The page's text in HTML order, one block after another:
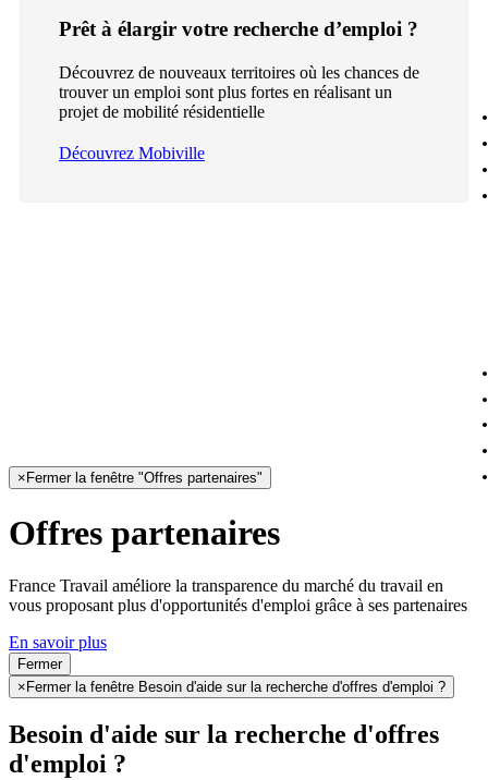
Prêt à élargir votre recherche d’emploi ?
Découvrez de nouveaux territoires où les chances de
trouver un emploi sont plus fortes en réalisant un
projet de mobilité résidentielle
Découvrez Mobiville
× Fermer la fenêtre "Offres partenaires"
Offres partenaires
France Travail améliore la transparence du marché du travail en
vous proposant plus d'opportunités d'emploi grâce à ses partenaires
En savoir plus
Fermer
× Fermer la fenêtre Besoin d'aide sur la recherche d'offres d'emploi ?
Besoin d'aide sur la recherche d'offres
d'emploi ?